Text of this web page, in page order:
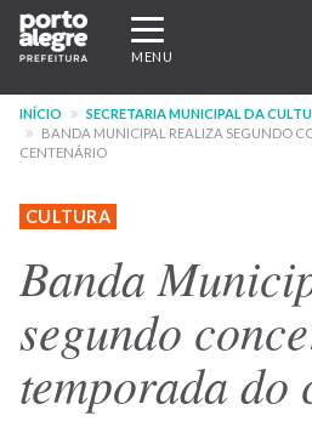
Pular
para
conteúdo
principal
Expandir/recolher
navegação
MENU
INÍCIO
SECRETARIA MUNICIPAL DA
BANDA MUNICIPAL REALIZA SEGUNDO
CENTENÁRIO
CULTURA
Banda
segundo
temporada do